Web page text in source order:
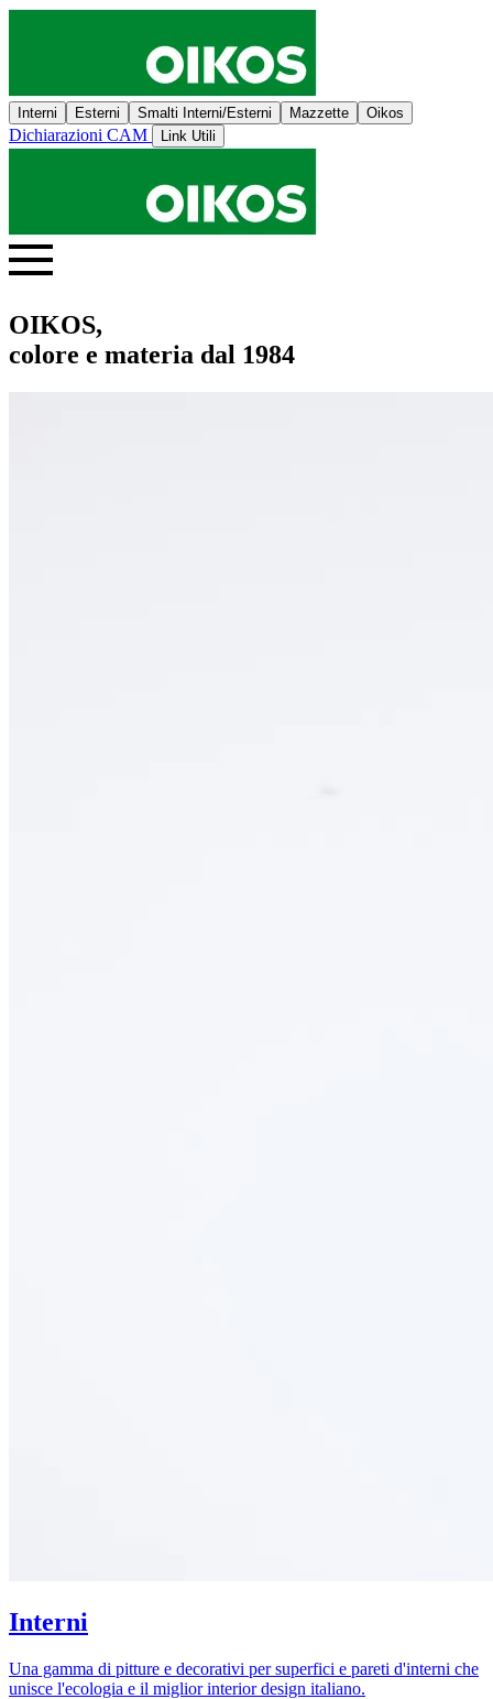
Interni Esterni Smalti Interni/Esterni Mazzette Oikos
Dichiarazioni CAM Link Utili
OIKOS,
colore e materia dal 1984
Interni
Una gamma di pitture e decorativi per superfici e pareti d'interni che
unisce l'ecologia e il miglior interior design italiano.